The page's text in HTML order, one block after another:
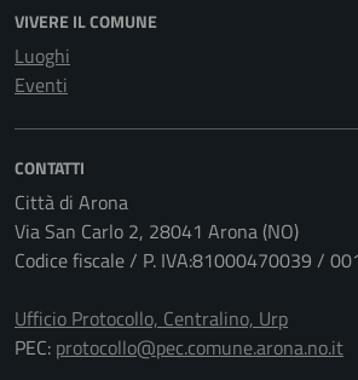
VIVERE IL COMUNE
Luoghi
Eventi
CONTATTI
Città di Arona
Via San Carlo 2, 28041 Arona (NO)
Codice fiscale / P. IVA:81000470039 /
Ufficio Protocollo, Centralino, Urp
PEC: protocollo@pec.comune.arona.no.it